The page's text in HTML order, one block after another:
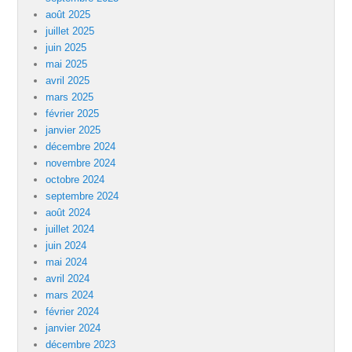
août 2025
juillet 2025
juin 2025
mai 2025
avril 2025
mars 2025
février 2025
janvier 2025
décembre 2024
novembre 2024
octobre 2024
septembre 2024
août 2024
juillet 2024
juin 2024
mai 2024
avril 2024
mars 2024
février 2024
janvier 2024
décembre 2023